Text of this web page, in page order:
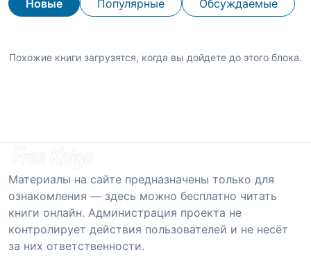
Новые Популярные Обсуждаемые
Похожие книги загрузятся, когда вы дойдете до этого блока.
Материалы на сайте предназначены только для
ознакомления — здесь можно бесплатно читать
книги онлайн. Администрация проекта не
контролирует действия пользователей и не несёт
за них ответственности.